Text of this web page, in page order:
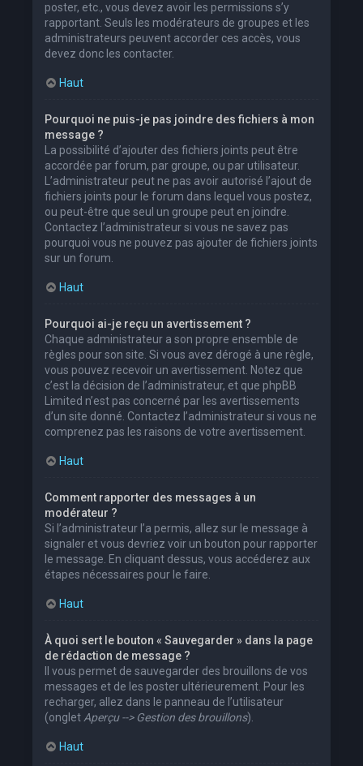
poster, etc., vous devez avoir les permissions s’y
rapportant. Seuls les modérateurs de groupes et les
administrateurs peuvent accorder ces accès, vous
devez donc les contacter.
Haut
Pourquoi ne puis-je pas joindre des fichiers à mon
message ?
La possibilité d’ajouter des fichiers joints peut être
accordée par forum, par groupe, ou par utilisateur.
L’administrateur peut ne pas avoir autorisé l’ajout de
fichiers joints pour le forum dans lequel vous postez,
ou peut-être que seul un groupe peut en joindre.
Contactez l’administrateur si vous ne savez pas
pourquoi vous ne pouvez pas ajouter de fichiers joints
sur un forum.
Haut
Pourquoi ai-je reçu un avertissement ?
Chaque administrateur a son propre ensemble de
règles pour son site. Si vous avez dérogé à une règle,
vous pouvez recevoir un avertissement. Notez que
c’est la décision de l’administrateur, et que phpBB
Limited n’est pas concerné par les avertissements
d’un site donné. Contactez l’administrateur si vous ne
comprenez pas les raisons de votre avertissement.
Haut
Comment rapporter des messages à un
modérateur ?
Si l’administrateur l’a permis, allez sur le message à
signaler et vous devriez voir un bouton pour rapporter
le message. En cliquant dessus, vous accéderez aux
étapes nécessaires pour le faire.
Haut
À quoi sert le bouton « Sauvegarder » dans la page
de rédaction de message ?
Il vous permet de sauvegarder des brouillons de vos
messages et de les poster ultérieurement. Pour les
recharger, allez dans le panneau de l’utilisateur
(onglet Aperçu --> Gestion des brouillons).
Haut